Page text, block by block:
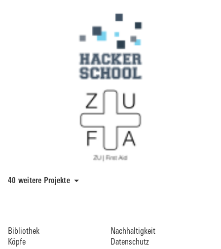
40 weitere Projekte
Bibliothek
Köpfe
Nachhaltigkeit
Datenschutz